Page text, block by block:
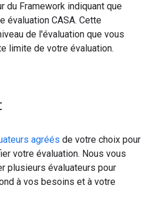
du Framework indiquant que
évaluation CASA. Cette
de l'évaluation que vous
limite de votre évaluation.
agréés de votre choix pour
votre évaluation. Nous vous
plusieurs évaluateurs pour
à vos besoins et à votre